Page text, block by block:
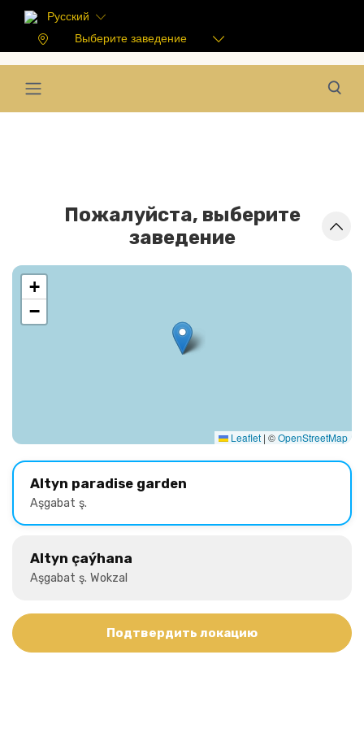
Русский
Выберите заведение
Пожалуйста, выберите
заведение
+
−
Leaflet | ©OpenStreetMap
Altyn paradise garden
Aşgabat ş.
Altyn çaýhana
Aşgabat ş. Wokzal
Подтвердить локацию